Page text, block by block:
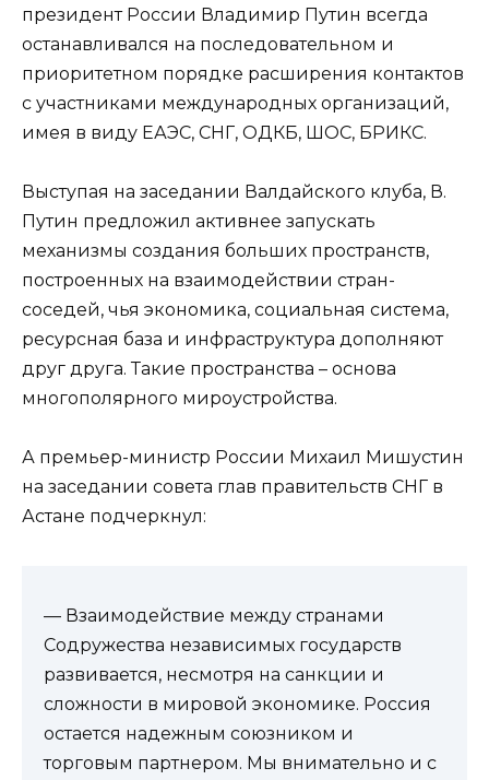
президент России Владимир Путин всегда
останавливался на последовательном и
приоритетном порядке расширения контактов
с участниками международных организаций,
имея в виду ЕАЭС, СНГ, ОДКБ, ШОС, БРИКС.
Выступая на заседании Валдайского клуба, В.
Путин предложил активнее запускать
механизмы создания больших пространств,
построенных на взаимодействии стран-
соседей, чья экономика, социальная система,
ресурсная база и инфраструктура дополняют
друг друга. Такие пространства – основа
многополярного мироустройства.
А премьер-министр России Михаил Мишустин
на заседании совета глав правительств СНГ в
Астане подчеркнул:
— Взаимодействие между странами
Содружества независимых государств
развивается, несмотря на санкции и
сложности в мировой экономике. Россия
остается надежным союзником и
торговым партнером. Мы внимательно и с